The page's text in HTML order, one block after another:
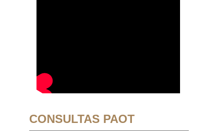
CONSULTAS PAOT